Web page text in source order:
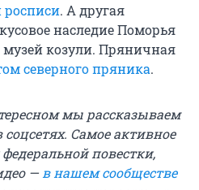
росписи. А другая
наследие Поморья
козули. Пряничная
северного пряника.
мы рассказываем
Самое активное
повестки,
— в нашем сообществе